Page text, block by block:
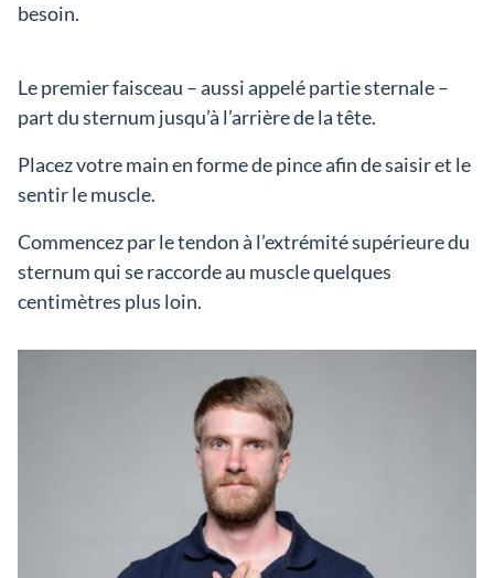
besoin.
Le premier faisceau – aussi appelé partie sternale –
part du sternum jusqu’à l’arrière de la tête.
Placez votre main en forme de pince afin de saisir et le
sentir le muscle.
Commencez par le tendon à l’extrémité supérieure du
sternum qui se raccorde au muscle quelques
centimètres plus loin.